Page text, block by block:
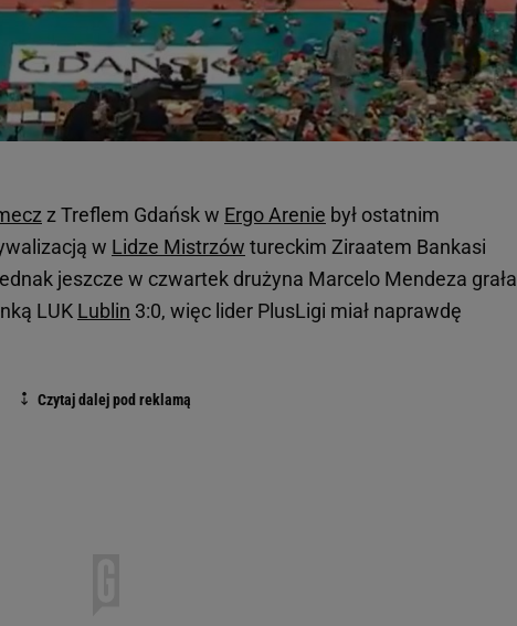
z Treflem Gdańsk w Ergo Arenie był ostatnim
w Lidze Mistrzów tureckim Ziraatem Bankasi
jeszcze w czwartek drużyna Marcelo Mendeza grała
LUK Lublin 3:0, więc lider PlusLigi miał naprawdę